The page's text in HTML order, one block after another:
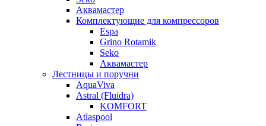
Аквамастер
Комплектующие для компрессоров
Espa
Grino Rotamik
Seko
Аквамастер
Лестницы и поручни
AquaViva
Astral (Fluidra)
KOMFORT
Atlaspool